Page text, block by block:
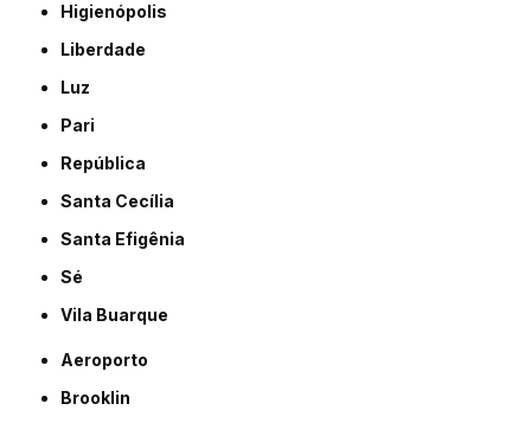
Higienópolis
Liberdade
Luz
Pari
República
Santa Cecília
Santa Efigênia
Sé
Vila Buarque
Aeroporto
Brooklin